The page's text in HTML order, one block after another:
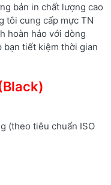
bản in chất lượng cao
tôi cung cấp mực TN
hoàn hảo với dòng
bạn tiết kiệm thời gian
(theo tiêu chuẩn ISO